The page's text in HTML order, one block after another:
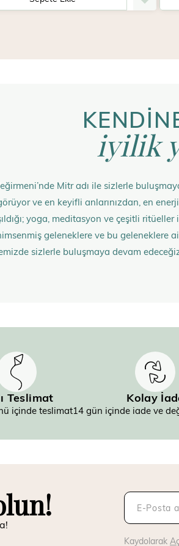
iyilik
Mitr adı ile sizlerle
ve en keyifli anlarınızdan, en
yoga, meditasyon ve çeşitli
geleneklere ve bu
sizlerle buluşmaya devam
Teslimat
içinde teslimat
Kolay
14 gün içinde iade ve
Kaydolarak